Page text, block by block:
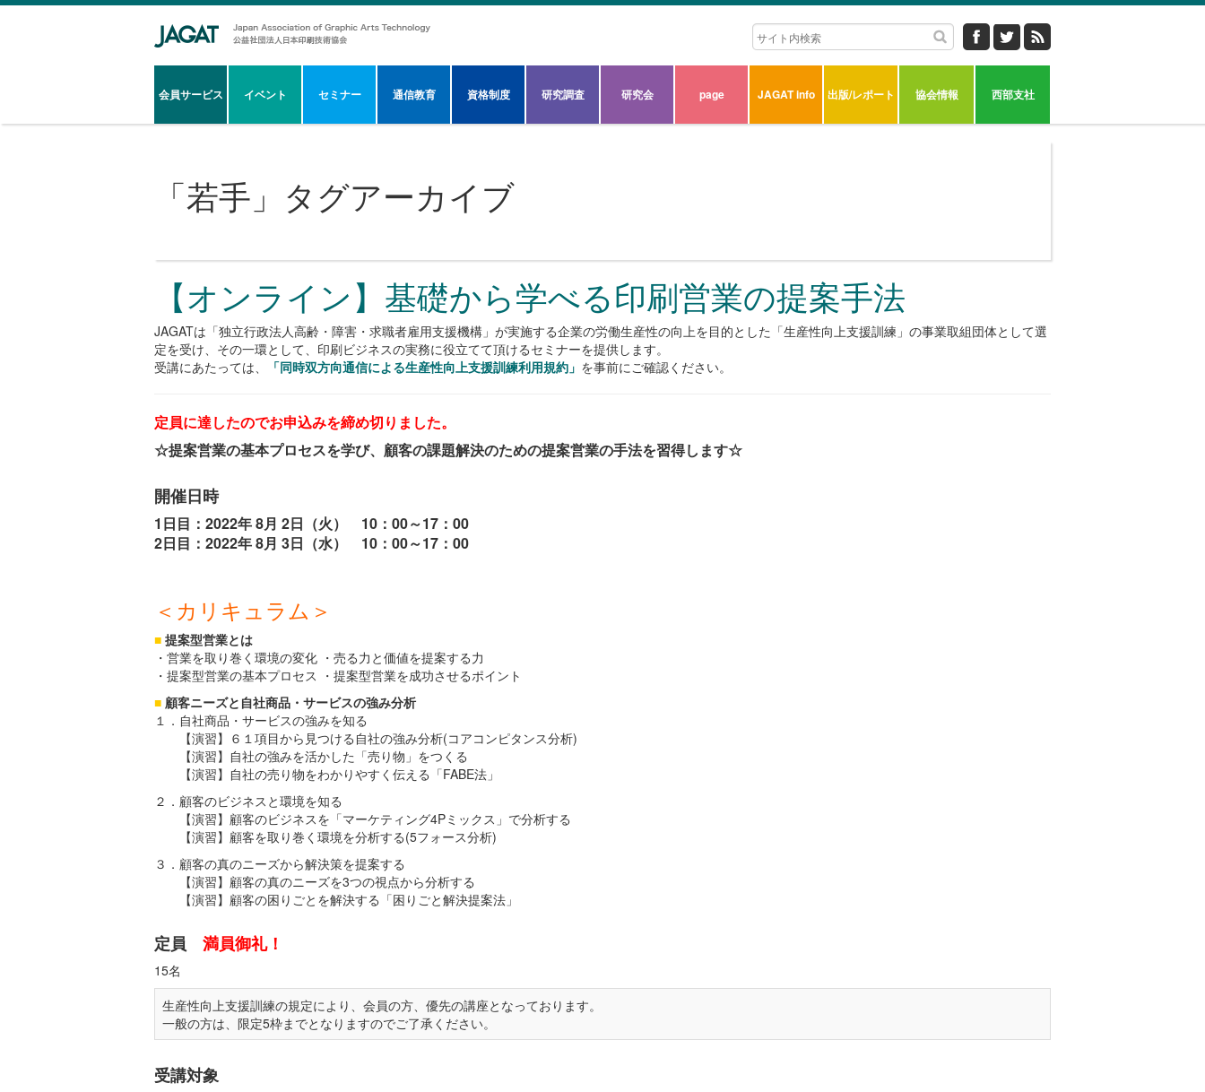
会員サービス イベント セミナー 通信教育 資格制度 研究調査 研究会 page JAGAT info 出版/レポート 協会情報 西部支社
「若手 」タグアーカイブ
【オンライン】基礎から学べる印刷営業の提案手法
JAGATは「独立行政法人高齢・障害・求職者雇用支援機構」が実施する企業の労働生産性の向上を目的とした「生産性向上支援訓練」の事業取組団体として選
定を受け、その一環として、印刷ビジネスの実務に役立てて頂けるセミナーを提供します。
受講にあたっては、
「同時双方向通信による生産性向上支援訓練利用規約」 を事前にご確認ください。
定員に達したのでお申込みを締め切りました。
☆提案営業の基本プロセスを学び、顧客の課題解決のための提案営業の手法を習得します☆
開催日時
1日目：2022年 8月 2日（火） 10：00～17：00
2日目：2022年 8月 3日（水） 10：00～17：00
＜カリキュラム＞
■ 提案型営業とは
・営業を取り巻く環境の変化 ・売る力と価値を提案する力
・提案型営業の基本プロセス ・提案型営業を成功させるポイント
■ 顧客ニーズと自社商品・サービスの強み分析
１．自社商品・サービスの強みを知る
【演習】６１項目から見つける自社の強み分析(コアコンピタンス分析)
【演習】自社の強みを活かした「売り物」をつくる
【演習】自社の売り物をわかりやすく伝える「FABE法」
２．顧客のビジネスと環境を知る
【演習】顧客のビジネスを「マーケティング4Pミックス」で分析する
【演習】顧客を取り巻く環境を分析する(5フォース分析)
３．顧客の真のニーズから解決策を提案する
【演習】顧客の真のニーズを3つの視点から分析する
【演習】顧客の困りごとを解決する「困りごと解決提案法」
定員 満員御礼！
15名
生産性向上支援訓練の規定により、会員の方、優先の講座となっております。
一般の方は、限定5枠までとなりますのでご了承ください。
受講対象